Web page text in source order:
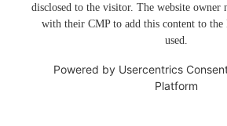
disclosed to the visitor. The website owner
with their CMP to add this content to the
used.
Powered by Usercentrics
Platform